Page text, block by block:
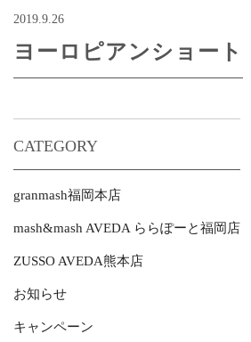
CATEGORY
granmash福岡本店
mash&mash AVEDA ららぽーと福岡店
ZUSSO AVEDA熊本店
お知らせ
キャンペーン
2019.9.26
ヨーロピアンショート